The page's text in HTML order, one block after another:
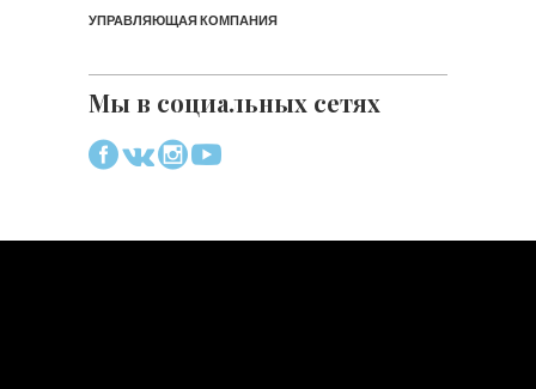
УПРАВЛЯЮЩАЯ КОМПАНИЯ
Мы в социальных сетях